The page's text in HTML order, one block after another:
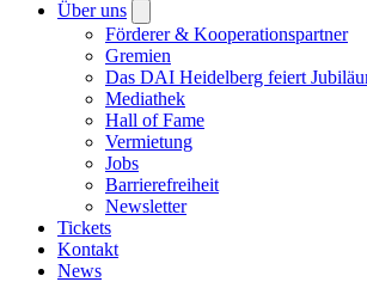
Über uns
submenu
Förderer & Kooperationspartner
Gremien
Das DAI Heidelberg feiert
Mediathek
Hall of Fame
Vermietung
Jobs
Barrierefreiheit
Newsletter
Tickets
Kontakt
News